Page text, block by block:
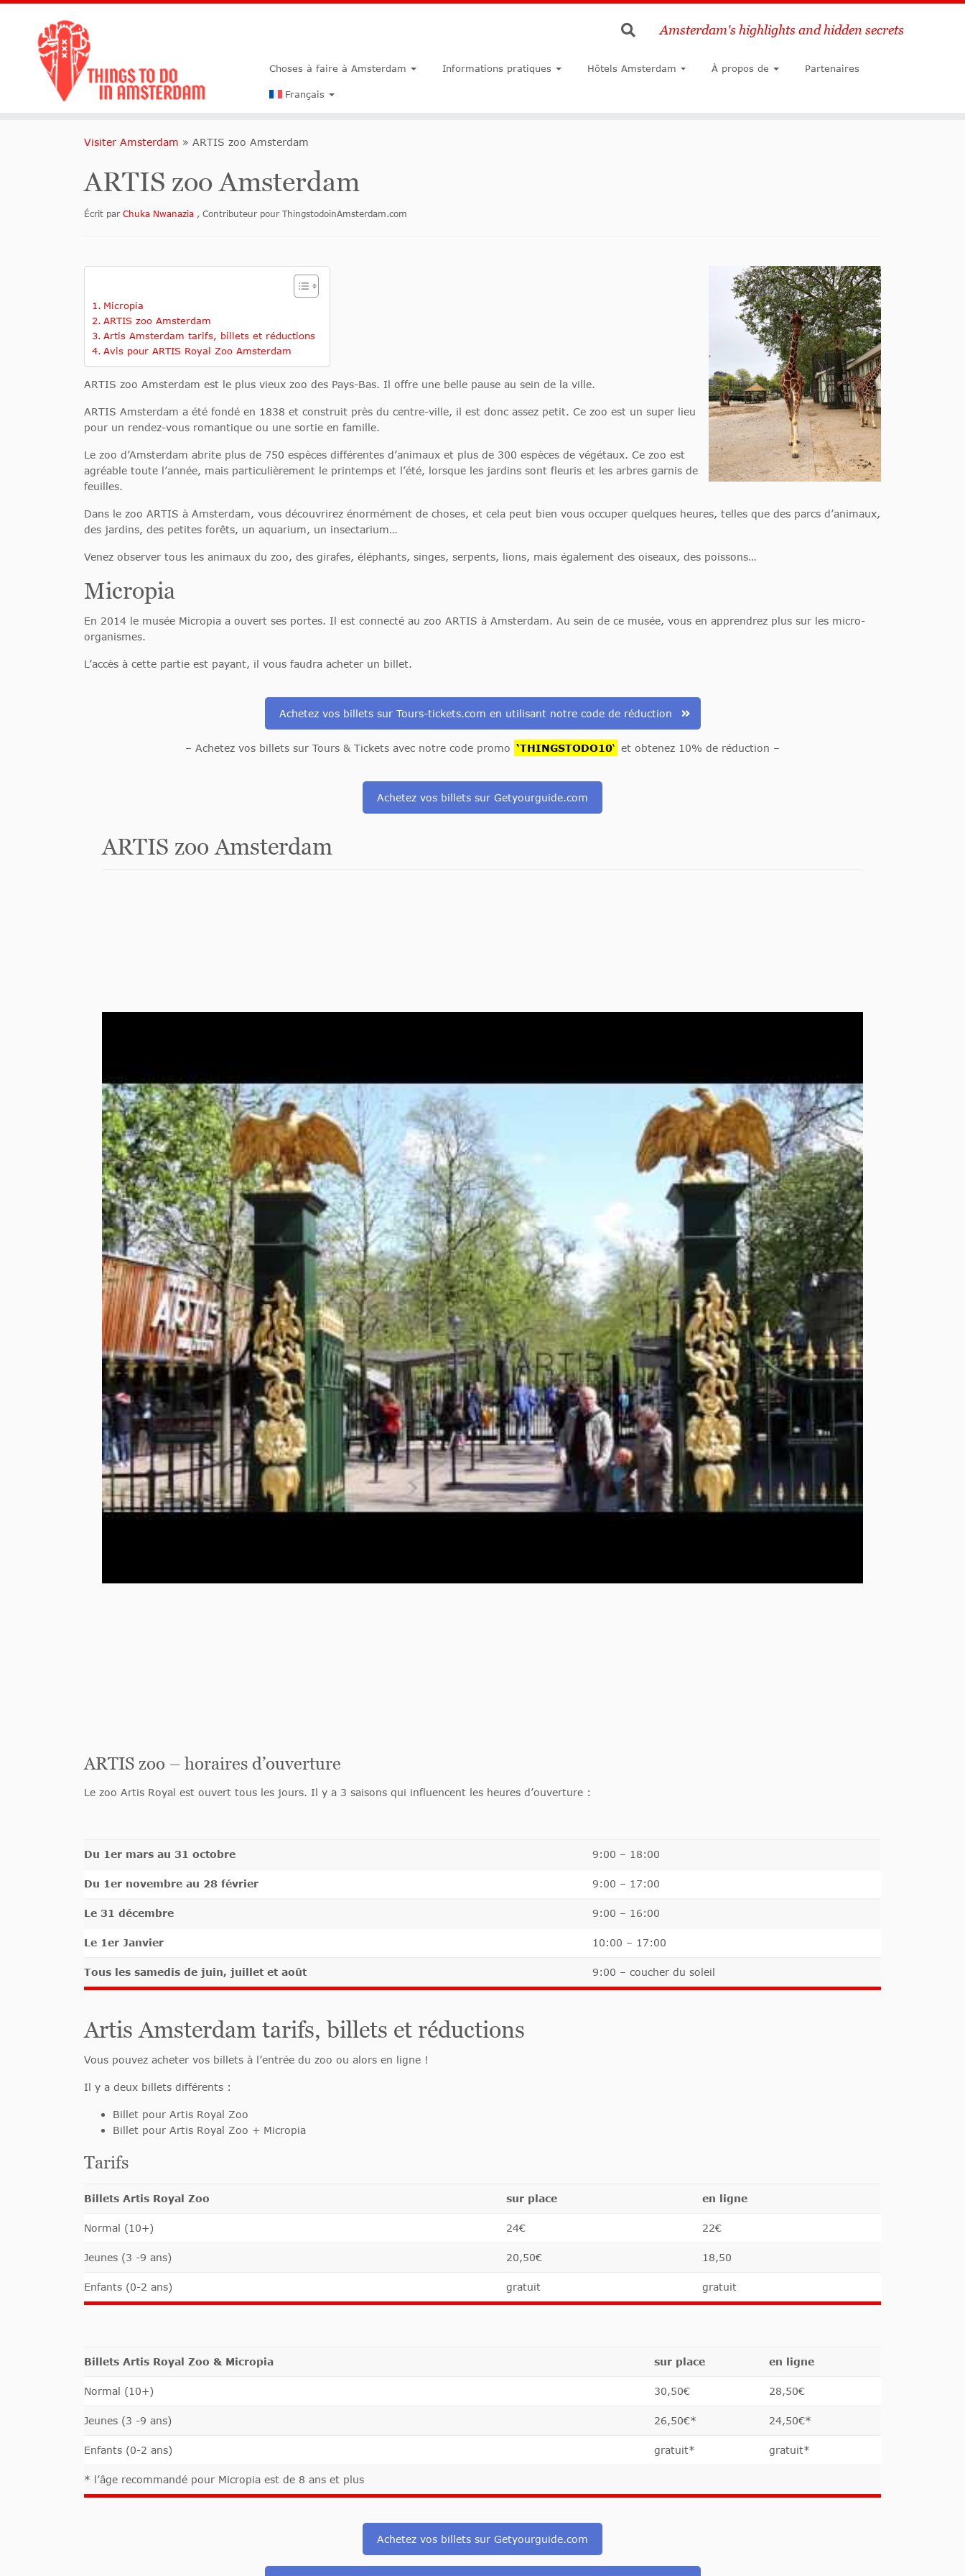
Chercher
Amsterdam's highlights and hidden secrets
Choses à faire à Amsterdam Informations pratiques Hôtels Amsterdam À propos de Partenaires
Français
Visiter Amsterdam » ARTIS zoo Amsterdam
ARTIS zoo Amsterdam
Écrit par Chuka Nwanazia , Contributeur pour ThingstodoinAmsterdam.com
Micropia
ARTIS zoo Amsterdam
Artis Amsterdam tarifs, billets et réductions
Avis pour ARTIS Royal Zoo Amsterdam
ARTIS zoo Amsterdam est le plus vieux zoo des Pays-Bas. Il offre une belle pause au sein de la ville.
ARTIS Amsterdam a été fondé en 1838 et construit près du centre-ville, il est donc assez petit. Ce zoo est un super lieu
pour un rendez-vous romantique ou une sortie en famille.
Le zoo d’Amsterdam abrite plus de 750 espèces différentes d’animaux et plus de 300 espèces de végétaux. Ce zoo est
agréable toute l’année, mais particulièrement le printemps et l’été, lorsque les jardins sont fleuris et les arbres garnis de
feuilles.
Dans le zoo ARTIS à Amsterdam, vous découvrirez énormément de choses, et cela peut bien vous occuper quelques heures, telles que des parcs d’animaux,
des jardins, des petites forêts, un aquarium, un insectarium…
Venez observer tous les animaux du zoo, des girafes, éléphants, singes, serpents, lions, mais également des oiseaux, des poissons…
Micropia
En 2014 le musée Micropia a ouvert ses portes. Il est connecté au zoo ARTIS à Amsterdam. Au sein de ce musée, vous en apprendrez plus sur les micro-
organismes.
L’accès à cette partie est payant, il vous faudra acheter un billet.
Achetez vos billets sur Tours-tickets.com en utilisant notre code de réduction
– Achetez vos billets sur Tours & Tickets avec notre code promo ‘THINGSTODO10‘ et obtenez 10% de réduction –
Achetez vos billets sur Getyourguide.com
ARTIS zoo Amsterdam
ARTIS zoo – horaires d’ouverture
Le zoo Artis Royal est ouvert tous les jours. Il y a 3 saisons qui influencent les heures d’ouverture :
Du 1er mars au 31 octobre 9:00 – 18:00
Du 1er novembre au 28 février 9:00 – 17:00
Le 31 décembre 9:00 – 16:00
Le 1er Janvier 10:00 – 17:00
Tous les samedis de juin, juillet et août 9:00 – coucher du soleil
Artis Amsterdam tarifs, billets et réductions
Vous pouvez acheter vos billets à l’entrée du zoo ou alors en ligne !
Il y a deux billets différents :
Billet pour Artis Royal Zoo
Billet pour Artis Royal Zoo + Micropia
Tarifs
Billets Artis Royal Zoo sur place en ligne
Normal (10+) 24€ 22€
Jeunes (3 -9 ans) 20,50€ 18,50
Enfants (0-2 ans) gratuit gratuit
Billets Artis Royal Zoo & Micropia sur place en ligne
Normal (10+) 30,50€ 28,50€
Jeunes (3 -9 ans) 26,50€* 24,50€*
Enfants (0-2 ans) gratuit* gratuit*
* l’âge recommandé pour Micropia est de 8 ans et plus
Achetez vos billets sur Getyourguide.com